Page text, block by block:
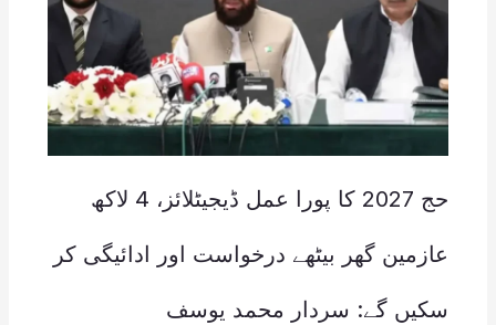
حج 2027 کا پورا عمل ڈیجیٹلائز، 4 لاکھ
عازمین گھر بیٹھے درخواست اور ادائیگی کر
سکیں گے: سردار محمد یوسف